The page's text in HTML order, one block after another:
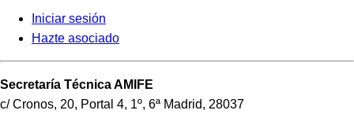
Iniciar sesión
Hazte asociado
Secretaría Técnica AMIFE
c/ Cronos, 20, Portal 4, 1º, 6ª Madrid, 28037